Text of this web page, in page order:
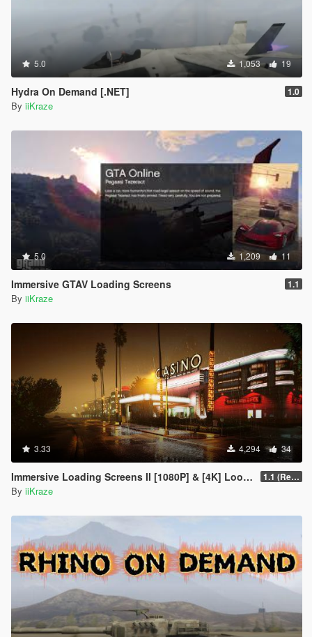
5.0 1,053 19
Hydra On Demand [.NET] 1.0
By iiKraze
5.0 1,209 11
Immersive GTAV Loading Screens 1.1
By iiKraze
3.33 4,294 34
Immersive Loading Screens II [1080P] & [4K] Loose Files 1.1 (Replace OIV with Loose Files)
By iiKraze